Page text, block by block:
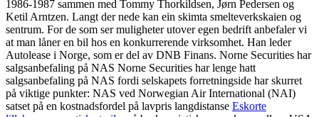
1986-1987 sammen med Tommy Thorkildsen, Jørn Pedersen og
Ketil Arntzen. Langt der nede kan ein skimta smelteverkskaien og
sentrum. For de som ser muligheter utover egen bedrift anbefaler vi
at man låner en bil hos en konkurrerende virksomhet. Han leder
Autolease i Norge, som er del av DNB Finans. Norne Securities har
salgsanbefaling på NAS Norne Securities har lenge hatt
salgsanbefaling på NAS fordi selskapets forretningside har skurret
på viktige punkter: NAS ved Norwegian Air International (NAI)
satset på en kostnadsfordel på lavpris langdistanse Eskorte